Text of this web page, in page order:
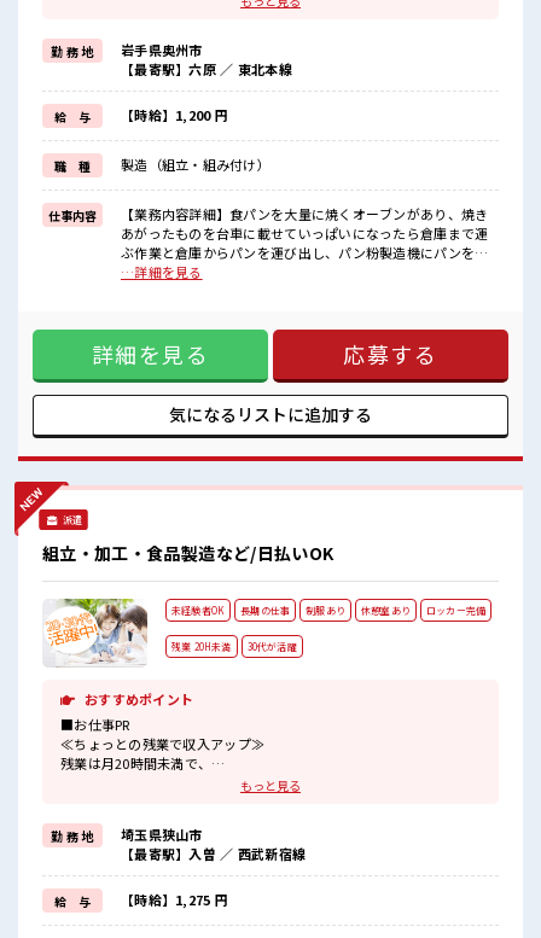
基本的に髪色自由で明るすぎたり奇抜でなければOKです！
(規定有)≪機能的な制服アリ≫
制服があるので、
毎日の服装の悩み解消♪
≪未経験OKの仕事≫
新しいことにチャレンジするのは不安だけど、
しっかり働く環境が整っています！
イチからスキルUP・ステップUP目指していきましょう！
≪様々なお仕事をご提案≫
一人で悩まず気軽に相談できる、
派遣のお仕事です！
■職場の雰囲気
オンオフの切替もできちゃう！
ロッカーあり！
安心してお仕事に集中♪
勤 務 地
岩手県奥州市
【最寄駅】六原 ／ 東北本線
給 与 【時給】1,200 円
職 種 製造（組立・組み付け）
仕事内容
【業務内容詳細】食パンを大量に焼くオーブンがあり、焼き
あがったものを台車に載せていっぱいになったら倉庫まで運
ぶ作業と倉庫からパンを運び出し、パン粉製造機にパンを入
れていく作業です。【取扱製品情報】パン粉 ■お仕事PR ≪プ
自由で明るすぎたり奇抜でなければOKです！ (規定有)≪機能
的な制服アリ≫ 制服があるので、 毎日の服装の悩み解消♪ ≪
未経験OKの仕事≫ 新しいことにチャレンジするのは不安だけ
ど、 しっかり働く環境が整っています！ イチからスキルUP・
ステップUP目指していきましょう！ ≪様々なお仕事をご提案
≫ 一人で悩まず気軽に相談できる、 派遣のお仕事です！ ■職
しっかり休める休憩室あり！ オンオフの切替もできちゃう！
ロッカーあり！ 安心してお仕事に集中♪
…詳細を見る
詳細を見る 応募する
気になるリストに追加する
派遣
組立・加工・食品製造など/日払いOK
未経験者OK 長期の仕事 制服あり 休憩室あり ロッカー完備
残業 20H未満 30代が活躍
おすすめポイント
■お仕事PR
≪ちょっとの残業で収入アップ≫
残業は月20時間未満で、
≪初めての仕事だけど自分にもできそう≫
新しいことにチャレンジするのは不安だけど、
しっかり働く環境が整っています！
イチからスキルUP・ステップUP目指していきましょう！
≪収入アップを目指せる≫
高時給だらけの派遣のお仕事です！
もっと見る
勤 務 地
埼玉県狭山市
【最寄駅】入曽 ／ 西武新宿線
給 与 【時給】1,275 円